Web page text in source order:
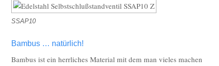
SSAP10
Bambus … natürlich!
Bambus ist ein herrliches Material mit dem man vieles machen